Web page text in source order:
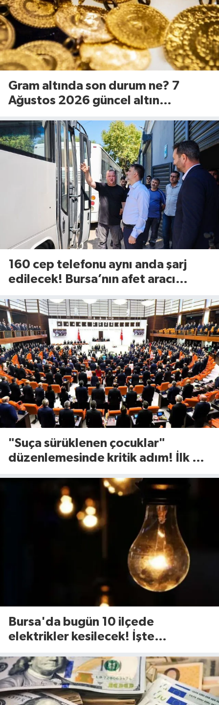
Gram altında son durum ne? 7
Ağustos 2026 güncel altın
160 cep telefonu aynı anda şarj
edilecek! Bursa’nın afet aracı
"Suça sürüklenen çocuklar"
düzenlemesinde kritik adım! İlk 2
Bursa'da bugün 10 ilçede
elektrikler kesilecek! İşte
Cuma)